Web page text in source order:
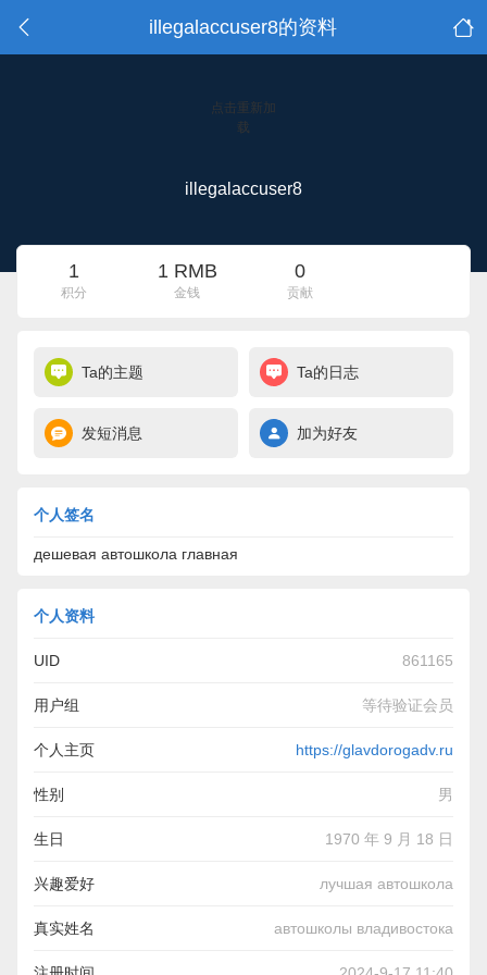
illegalaccuser8的资料
点击重新加
载
illegalaccuser8
1
积分
1 RMB
金钱
0
贡献
Ta的主题 Ta的日志
发短消息 加为好友
个人签名
дешевая автошкола главная
个人资料
UID 861165
用户组 等待验证会员
个人主页 https://glavdorogadv.ru
性别 男
生日 1970 年 9 月 18 日
兴趣爱好 лучшая автошкола
真实姓名 автошколы владивостока